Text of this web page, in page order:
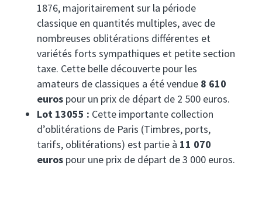
1876, majoritairement sur la période
classique en quantités multiples, avec de
nombreuses oblitérations différentes et
variétés forts sympathiques et petite section
taxe. Cette belle découverte pour les
amateurs de classiques a été vendue 8 610
eurospour un prix de départ de 2 500 euros.
Lot 13055 : Cette importante collection
d’oblitérations de Paris (Timbres, ports,
tarifs, oblitérations) est partie à 11 070
eurospour une prix de départ de 3 000 euros.